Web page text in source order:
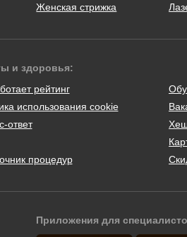
Женская стрижка
и здоровья:
рейтинг
использования cookie
ответ
процедур
Приложения для